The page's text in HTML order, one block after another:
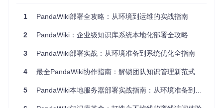
如果尚未安装，根据您的操作系统执行以下命令：
sudo apt update && sudo
sudo
1 PandaWiki部署全攻略：从环境到运维的实战指南
2 PandaWiki：企业级知识库系统本地化部署全攻略
3 PandaWiki部署实战：从环境准备到系统优化全指南
4 最全PandaWiki协作指南：解锁团队知识管理新范式
5 PandaWiki本地服务器部署实战指南：从环境准备到系统优化